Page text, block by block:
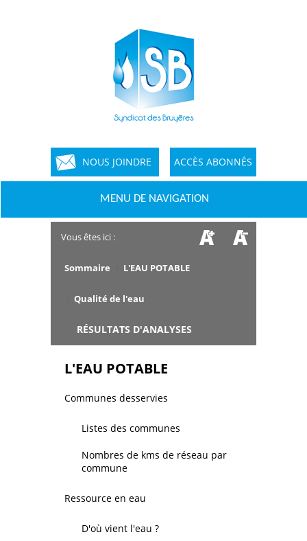
ACCÈS ABONNÉS
NOUS JOINDRE
MENU DE NAVIGATION
Vous êtes ici :
Sommaire L'EAU POTABLE
Qualité de l'eau
RÉSULTATS D'ANALYSES
L'EAU POTABLE
Communes desservies
Listes des communes
Nombres de kms de réseau par
commune
Ressource en eau
D'où vient l'eau ?